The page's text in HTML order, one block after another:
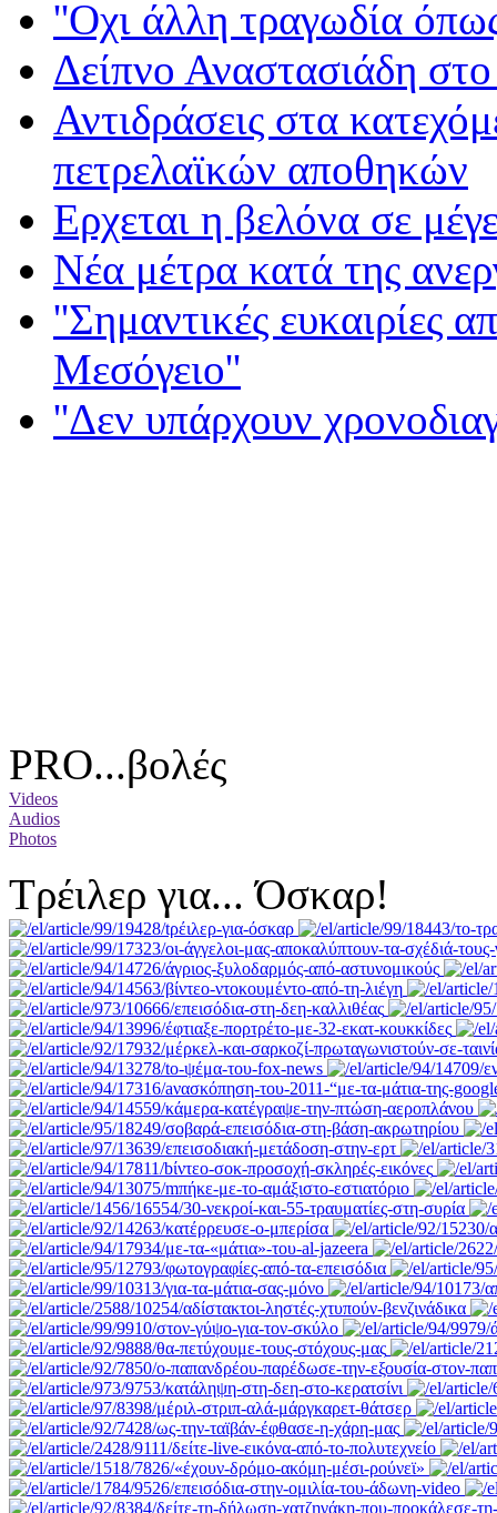
''Οχι άλλη τραγωδία
Δείπνο Αναστασιάδη
Αντιδράσεις στα
πετρελαϊκών αποθηκών
Ερχεται η βελόνα σε
Νέα μέτρα κατά της
''Σημαντικές ευκαιρίες
Μεσόγειο''
''Δεν υπάρχουν
PRO...βολές
Videos
Audios
Photos
Tρέιλερ για... Όσκαρ!